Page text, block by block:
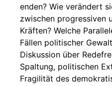
enden? Wie verändert
zwischen progressiven
Kräften? Welche
Fällen politischer
Diskussion über
Spaltung, politischen
Fragilität des